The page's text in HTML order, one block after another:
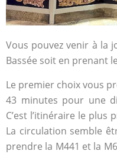
Vous pouvez venir à la
Bassée soit en prenant
Le premier choix vous
43 minutes pour une
C’est l’itinéraire le
La circulation semble
prendre la M441 et la